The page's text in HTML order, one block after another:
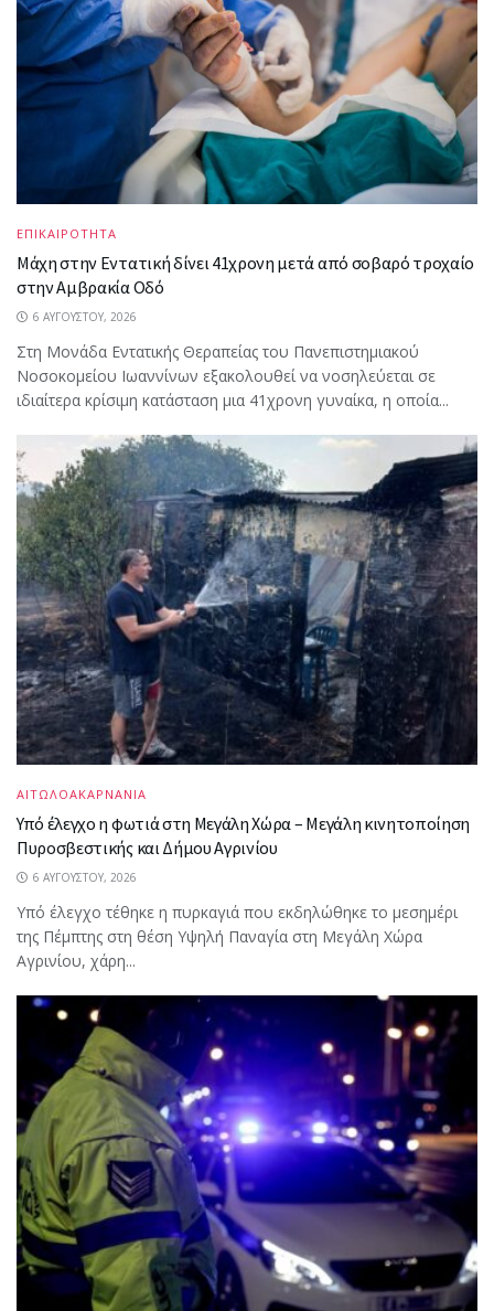
ΕΠΙΚΑΙΡΟΤΗΤΑ
Μάχη στην Εντατική δίνει 41χρονη μετά από σοβαρό τροχαίο
στην Αμβρακία Οδό
6 ΑΥΓΟΎΣΤΟΥ, 2026
Στη Μονάδα Εντατικής Θεραπείας του Πανεπιστημιακού
Νοσοκομείου Ιωαννίνων εξακολουθεί να νοσηλεύεται σε
ιδιαίτερα κρίσιμη κατάσταση μια 41χρονη γυναίκα, η οποία...
ΑΙΤΩΛΟΑΚΑΡΝΑΝΙΑ
Υπό έλεγχο η φωτιά στη Μεγάλη Χώρα – Μεγάλη κινητοποίηση
Πυροσβεστικής και Δήμου Αγρινίου
6 ΑΥΓΟΎΣΤΟΥ, 2026
Υπό έλεγχο τέθηκε η πυρκαγιά που εκδηλώθηκε το μεσημέρι
της Πέμπτης στη θέση Υψηλή Παναγία στη Μεγάλη Χώρα
Αγρινίου, χάρη...